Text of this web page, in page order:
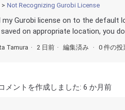
Not Recognizing Gurobi License
my Gurobi license on to the default
on appropriate location, you
Tamura 2 日前 編集済み 0 件の投
メントを作成しました: 6 か月前